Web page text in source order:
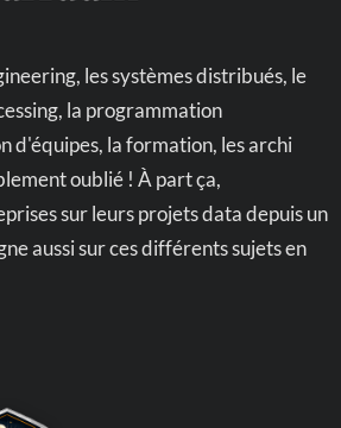
les systèmes distribués, le
la programmation
d'équipes, la formation, les archi
oublié ! À part ça,
sur leurs projets data depuis un
aussi sur ces différents sujets en